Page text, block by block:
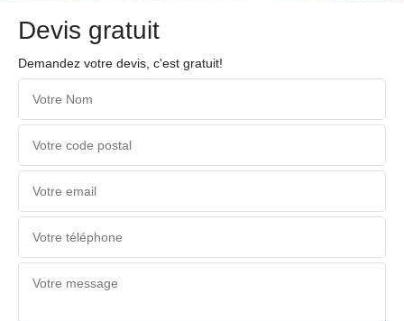
Devis gratuit
Demandez votre devis, c'est gratuit!